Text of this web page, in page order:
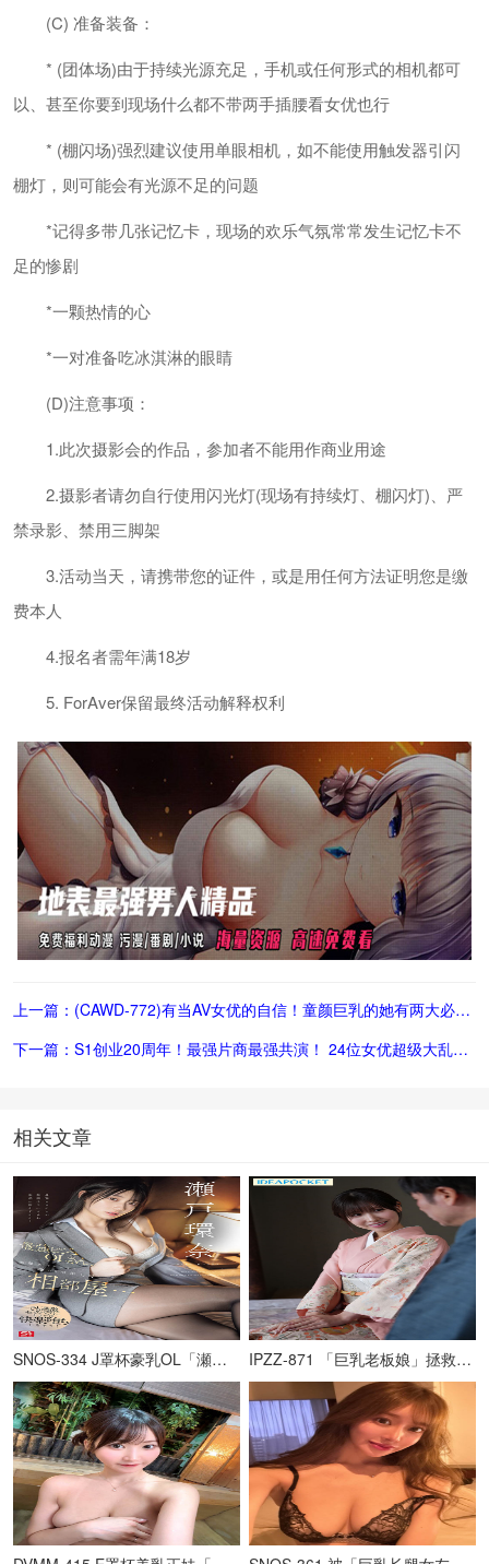
(C) 准备装备：
* (团体场)由于持续光源充足，手机或任何形式的相机都可
以、甚至你要到现场什么都不带两手插腰看女优也行
* (棚闪场)强烈建议使用单眼相机，如不能使用触发器引闪
棚灯，则可能会有光源不足的问题
*记得多带几张记忆卡，现场的欢乐气氛常常发生记忆卡不
足的惨剧
*一颗热情的心
*一对准备吃冰淇淋的眼睛
(D)注意事项：
1.此次摄影会的作品，参加者不能用作商业用途
2.摄影者请勿自行使用闪光灯(现场有持续灯、棚闪灯)、严
禁录影、禁用三脚架
3.活动当天，请携带您的证件，或是用任何方法证明您是缴
费本人
4.报名者需年满18岁
5. ForAver保留最终活动解释权利
上一篇：(CAWD-772)有当AV女优的自信！童颜巨乳的她有两大必杀技！
下一篇：S1创业20周年！最强片商最强共演！ 24位女优超级大乱交！
相关文章
SNOS-334 J罩杯豪乳OL「瀬戸环奈」跟讨厌的上司出差，被灌醉后侵犯到堕落,被干到沈迷其中…! IPZZ-871 「巨乳老板娘」拯救老旧温泉旅馆！特别提供「性爱侍奉」服务